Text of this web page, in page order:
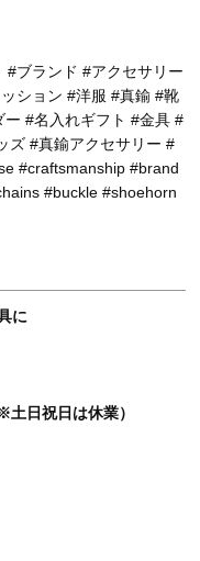
#ブランド #アクセサリー
ション #洋服 #真鍮 #靴
#名入れギフト #金具 #
ズ #真鍮アクセサリー #
#craftsmanship #brand
#buckle #shoehorn
に
日祝日は休業）